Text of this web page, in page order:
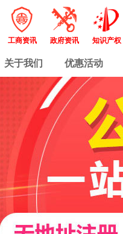
工商资讯 政府资讯 知识产权
关于我们 优惠活动